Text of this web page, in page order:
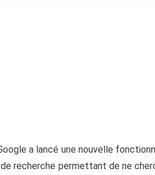
a lancé une nouvelle
recherche permettant de ne